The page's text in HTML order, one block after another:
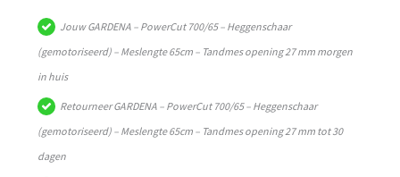
PowerCut
700/65
-
Heggenschaar
(gemotoriseerd)
Jouw GARDENA – PowerCut 700/65 – Heggenschaar
(gemotoriseerd) – Meslengte 65cm – Tandmes opening 27 mm morgen
in huis
Retourneer GARDENA – PowerCut 700/65 – Heggenschaar
(gemotoriseerd) – Meslengte 65cm – Tandmes opening 27 mm tot 30
dagen